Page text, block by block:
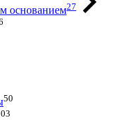
основанием27
50